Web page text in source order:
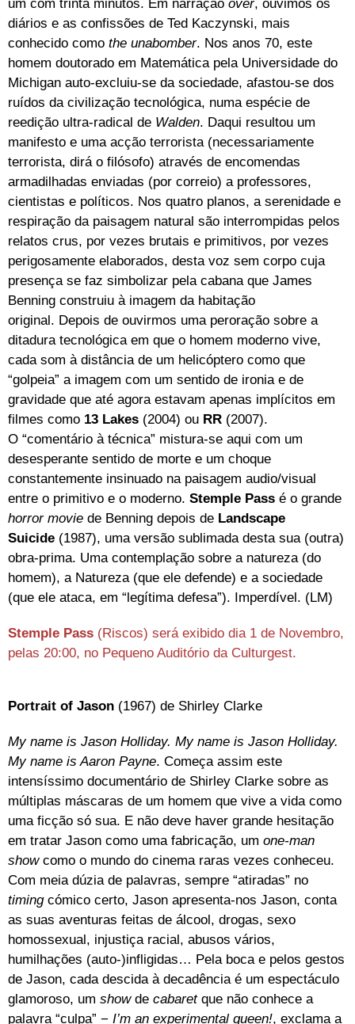
um com trinta minutos. Em narração over, ouvimos os
diários e as confissões de Ted Kaczynski, mais
conhecido como the unabomber. Nos anos 70, este
homem doutorado em Matemática pela Universidade do
Michigan auto-excluiu-se da sociedade, afastou-se dos
ruídos da civilização tecnológica, numa espécie de
reedição ultra-radical de Walden. Daqui resultou um
manifesto e uma acção terrorista (necessariamente
terrorista, dirá o filósofo) através de encomendas
armadilhadas enviadas (por correio) a professores,
cientistas e políticos. Nos quatro planos, a serenidade e
respiração da paisagem natural são interrompidas pelos
relatos crus, por vezes brutais e primitivos, por vezes
perigosamente elaborados, desta voz sem corpo cuja
presença se faz simbolizar pela cabana que James
Benning construiu à imagem da habitação
original. Depois de ouvirmos uma peroração sobre a
ditadura tecnológica em que o homem moderno vive,
cada som à distância de um helicóptero como que
“golpeia” a imagem com um sentido de ironia e de
gravidade que até agora estavam apenas implícitos em
filmes como 13 Lakes (2004) ou RR (2007).
O “comentário à técnica” mistura-se aqui com um
desesperante sentido de morte e um choque
constantemente insinuado na paisagem audio/visual
entre o primitivo e o moderno. Stemple Pass é o grande
horror movie de Benning depois de Landscape
Suicide (1987), uma versão sublimada desta sua (outra)
obra-prima. Uma contemplação sobre a natureza (do
homem), a Natureza (que ele defende) e a sociedade
(que ele ataca, em “legítima defesa”). Imperdível. (LM)
Stemple Pass (Riscos) será exibido dia 1 de Novembro,
pelas 20:00, no Pequeno Auditório da Culturgest.
Portrait of Jason (1967) de Shirley Clarke
My name is Jason Holliday. My name is Jason Holliday.
My name is Aaron Payne. Começa assim este
intensíssimo documentário de Shirley Clarke sobre as
múltiplas máscaras de um homem que vive a vida como
uma ficção só sua. E não deve haver grande hesitação
em tratar Jason como uma fabricação, um one-man
show como o mundo do cinema raras vezes conheceu.
Com meia dúzia de palavras, sempre “atiradas” no
timing cómico certo, Jason apresenta-nos Jason, conta
as suas aventuras feitas de álcool, drogas, sexo
homossexual, injustiça racial, abusos vários,
humilhações (auto-)infligidas… Pela boca e pelos gestos
de Jason, cada descida à decadência é um espectáculo
glamoroso, um show de cabaretque não conhece a
palavra “culpa” − I’m an experimental queen!, exclama a